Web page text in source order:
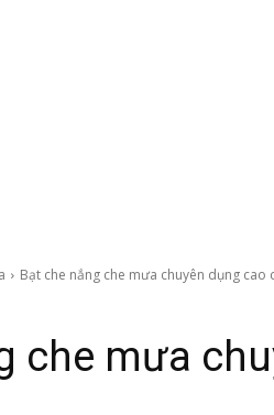
Bạt che nắng che mưa chuyên dụng cao
che mưa